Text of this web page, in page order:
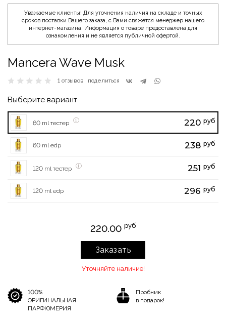
Уважаемые клиенты! Для уточнения наличия на складе и точных
сроков поставки Вашего заказа, с Вами свяжется менеджер нашего
интернет-магазина. Информация о товаре предоставлена для
ознакомления и не является публичной офертой.
Mancera Wave Musk
1 отзывов поделиться
Выберите вариант
60 ml тестер 220 руб
60 ml edp 238 руб
120 ml тестер 251 руб
120 ml edp 296 руб
220.00 руб
Заказать
Уточняйте наличие!
100%
ОРИГИНАЛЬНАЯ
ПАРФЮМЕРИЯ
Пробник
в подарок!